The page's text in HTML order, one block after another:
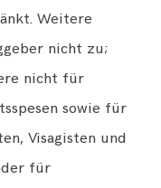
Weitere
nicht zu;
nicht für
sowie für
Visagisten und
für